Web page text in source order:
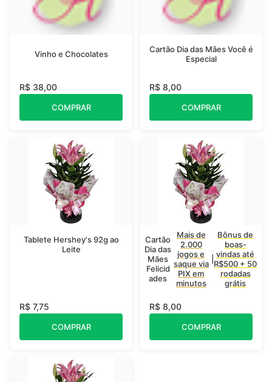
Vinho e Chocolates
R$ 38,00
COMPRAR
Cartão Dia das Mães Você é
Especial
R$ 8,00
COMPRAR
Tablete Hershey's 92g ao
Leite
R$ 7,75
COMPRAR
Cartão
Dia das
Mães
Felicid
ades
Mais de
2.000
jogos e
saque via
PIX em
minutos
Bônus de
boas-
vindas até
R$500 + 50
rodadas
grátis
R$ 8,00
COMPRAR